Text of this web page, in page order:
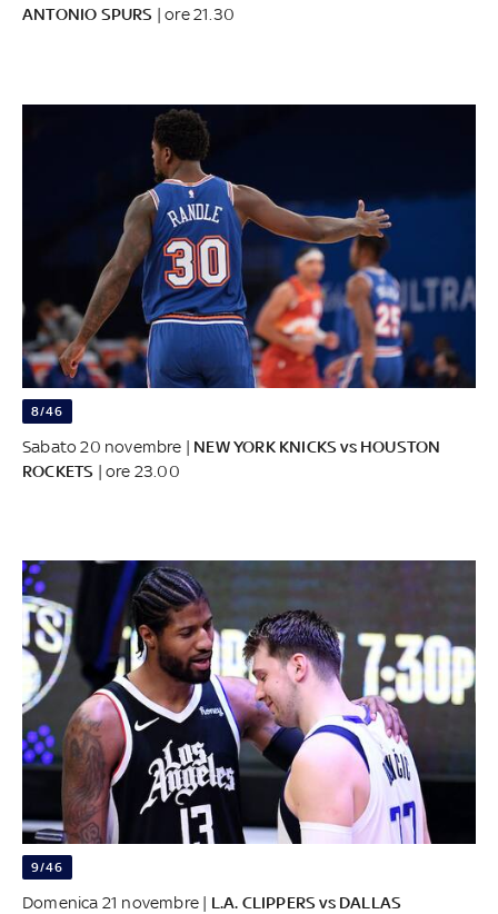
ANTONIO SPURS | ore 21.30
8/46
Sabato 20 novembre | NEW YORK KNICKS vs HOUSTON
ROCKETS | ore 23.00
9/46
Domenica 21 novembre | L.A. CLIPPERS vs DALLAS